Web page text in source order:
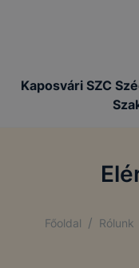
Kaposvári SZC
Főoldal / Rólunk